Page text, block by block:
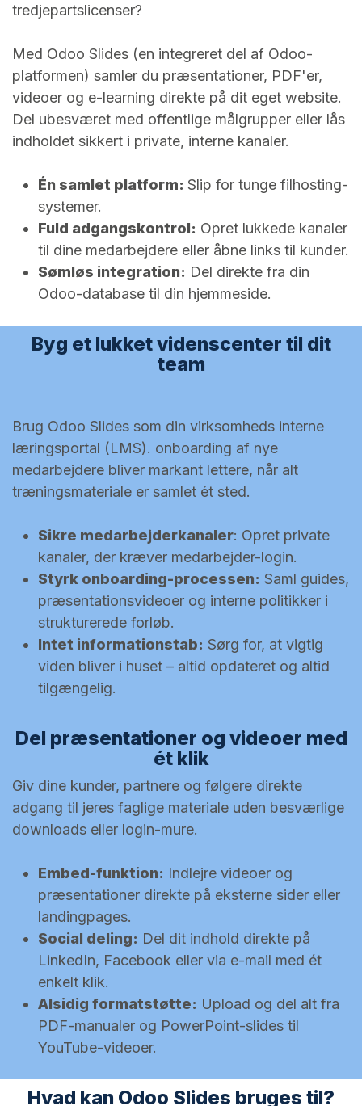
tredjepartslicenser?
Med Odoo Slides (en integreret del af Odoo-
platformen) samler du præsentationer, PDF'er,
videoer og e-learning direkte på dit eget website.
Del ubesværet med offentlige målgrupper eller lås
indholdet sikkert i private, interne kanaler.
Én samlet platform: Slip for tunge filhosting-
systemer.
Fuld adgangskontrol: Opret lukkede kanaler
til dine medarbejdere eller åbne links til kunder.
Sømløs integration: Del direkte fra din
Odoo-database til din hjemmeside.
Byg et lukket videnscenter til dit
team
Brug Odoo Slides som din virksomheds interne
læringsportal (LMS). onboarding af nye
medarbejdere bliver markant lettere, når alt
træningsmateriale er samlet ét sted.
Sikre medarbejderkanaler: Opret private
kanaler, der kræver medarbejder-login.
Styrk onboarding-processen: Saml guides,
præsentationsvideoer og interne politikker i
strukturerede forløb.
Intet informationstab: Sørg for, at vigtig
viden bliver i huset – altid opdateret og altid
tilgængelig.
Del præsentationer og videoer med
ét klik
Giv dine kunder, partnere og følgere direkte
adgang til jeres faglige materiale uden besværlige
downloads eller login-mure.
Embed-funktion: Indlejre videoer og
præsentationer direkte på eksterne sider eller
landingpages.
Social deling: Del dit indhold direkte på
LinkedIn, Facebook eller via e-mail med ét
enkelt klik.
Alsidig formatstøtte: Upload og del alt fra
PDF-manualer og PowerPoint-slides til
YouTube-videoer.
Hvad kan Odoo Slides bruges til?